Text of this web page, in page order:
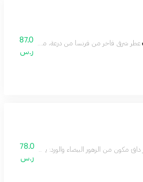
عطر شرقي فاخر من فرنسا من درعة، مثالي للرجال: يتميز
87.0
ر.س
دافئ مكون من الزهور البيضاء والورد: يعكس جوهر
78.0
ر.س